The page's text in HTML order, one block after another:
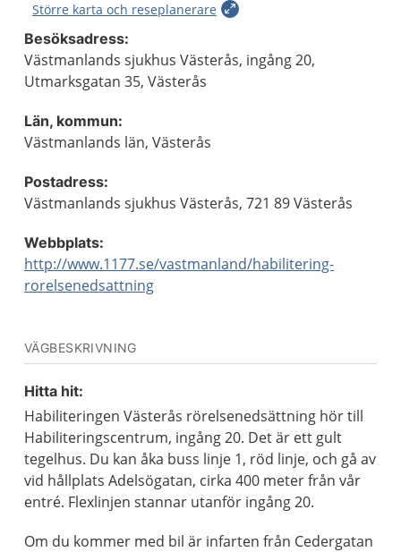
Större karta och reseplanerare
Besöksadress:
Västmanlands sjukhus Västerås, ingång 20,
Utmarksgatan 35, Västerås
Län, kommun:
Västmanlands län, Västerås
Postadress:
Västmanlands sjukhus Västerås, 721 89 Västerås
Webbplats:
http://www.1177.se/vastmanland/habilitering-
rorelsenedsattning
VÄGBESKRIVNING
Hitta hit:
Habiliteringen Västerås rörelsenedsättning hör till
Habiliteringscentrum, ingång 20. Det är ett gult
tegelhus. Du kan åka buss linje 1, röd linje, och gå av
vid hållplats Adelsögatan, cirka 400 meter från vår
entré. Flexlinjen stannar utanför ingång 20.
Om du kommer med bil är infarten från Cedergatan